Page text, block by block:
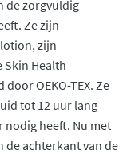
de zorgvuldig
Ze zijn
zijn
Health
OEKO-TEX. Ze
tot 12 uur lang
nodig heeft. Nu met
de achterkant van de